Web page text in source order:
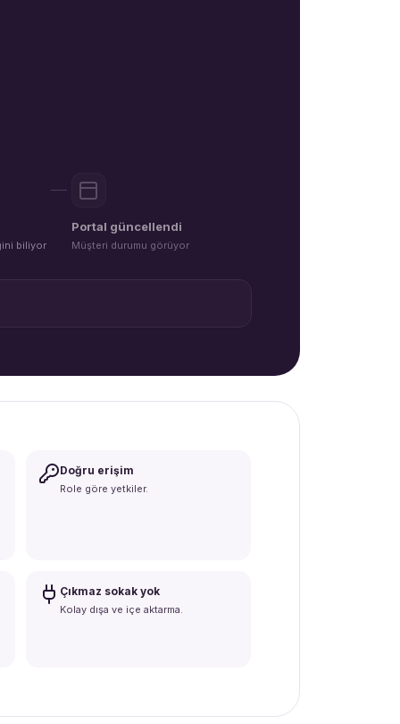
biliyor
Portal güncellendi
Müşteri durumu görüyor
Doğru erişim
Role göre yetkiler.
Çıkmaz sokak yok
Kolay dışa ve içe aktarma.